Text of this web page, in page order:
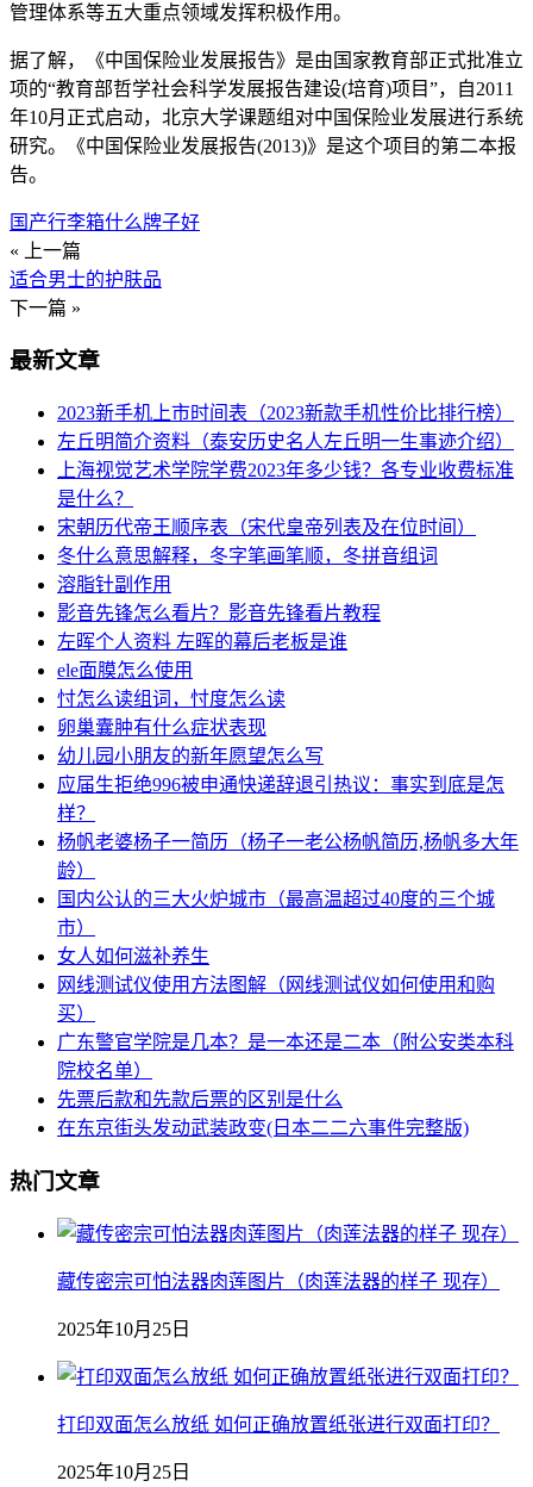
管理体系等五大重点领域发挥积极作用。
据了解，《中国保险业发展报告》是由国家教育部正式批准立
项的“教育部哲学社会科学发展报告建设(培育)项目”，自2011
年10月正式启动，北京大学课题组对中国保险业发展进行系统
研究。《中国保险业发展报告(2013)》是这个项目的第二本报
告。
国产行李箱什么牌子好
« 上一篇
适合男士的护肤品
下一篇 »
最新文章
2023新手机上市时间表（2023新款手机性价比排行榜）
左丘明简介资料（泰安历史名人左丘明一生事迹介绍）
上海视觉艺术学院学费2023年多少钱？各专业收费标准
是什么？
宋朝历代帝王顺序表（宋代皇帝列表及在位时间）
冬什么意思解释，冬字笔画笔顺，冬拼音组词
溶脂针副作用
影音先锋怎么看片？影音先锋看片教程
左晖个人资料 左晖的幕后老板是谁
ele面膜怎么使用
忖怎么读组词，忖度怎么读
卵巢囊肿有什么症状表现
幼儿园小朋友的新年愿望怎么写
应届生拒绝996被申通快递辞退引热议：事实到底是怎
样？
杨帆老婆杨子一简历（杨子一老公杨帆简历,杨帆多大年
龄）
国内公认的三大火炉城市（最高温超过40度的三个城
市）
女人如何滋补养生
网线测试仪使用方法图解（网线测试仪如何使用和购
买）
广东警官学院是几本？是一本还是二本（附公安类本科
院校名单）
先票后款和先款后票的区别是什么
在东京街头发动武装政变(日本二二六事件完整版)
热门文章
藏传密宗可怕法器肉莲图片（肉莲法器的样子 现存）
2025年10月25日
打印双面怎么放纸 如何正确放置纸张进行双面打印？
2025年10月25日